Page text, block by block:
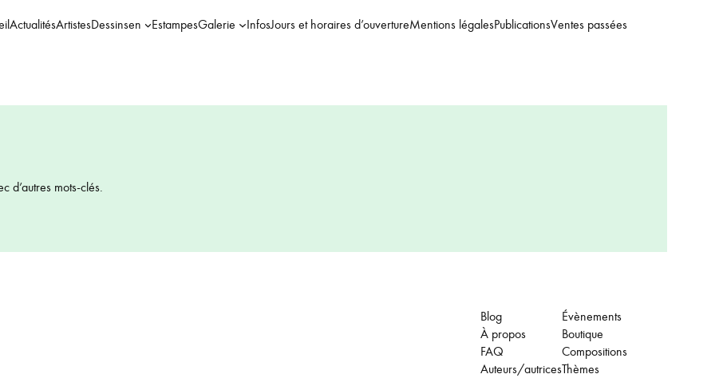
ActualitésArtistesDessinsen EstampesGalerie InfosJours et horaires d’ouvertureMentions légalesPublicationsVentes passées
d’autres mots-clés.
Blog
À propos
FAQ
Auteurs/autrices
Évènements
Boutique
Compositions
Thèmes